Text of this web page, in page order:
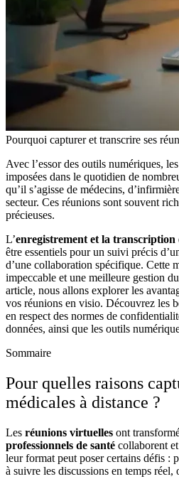
Pourquoi capturer et transcrire ses
Avec l’essor des outils numériques, les
imposées dans le quotidien de
qu’il s’agisse de médecins, d’
secteur. Ces réunions sont souvent
précieuses.
L’enregistrement et la transcription
être essentiels pour un suivi précis
d’une collaboration spécifique. Cette
impeccable et une meilleure gestion du
article, nous allons explorer les
vos réunions en visio. Découvrez les
en respect des normes de
données, ainsi que les outils
Sommaire
Pour quelles raisons
médicales à distance ?
Les réunions virtuelles ont
professionnels de santé collaborent
leur format peut poser certains défis :
à suivre les discussions en temps réel,